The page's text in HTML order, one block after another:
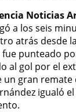
Noticias
a los seis
atrás desde
fue punteado
al gol por el
un gran
igualó